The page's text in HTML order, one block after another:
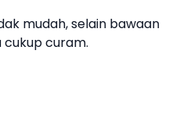
mudah, selain bawaan
curam.